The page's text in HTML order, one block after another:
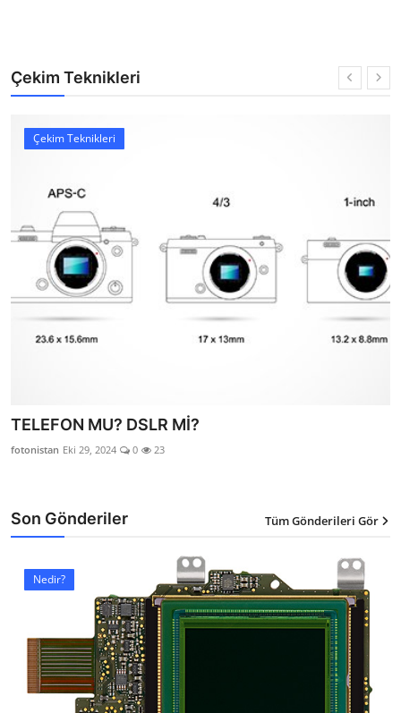
Çekim Teknikleri
Çekim Teknikleri
TELEFON MU? DSLR Mİ?
fotonistan Eki 29, 2024 0 23
Son Gönderiler Tüm Gönderileri Gör
Nedir?